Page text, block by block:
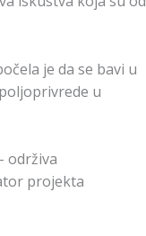
je da se bavi u
u
održiva
projekta